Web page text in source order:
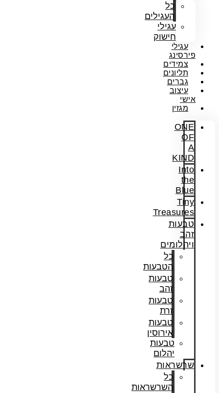
כל
העגילים
עגילי
חישוק
עגילי
פירסינג
צמידים
תליונים
גברים
עיצוב
אישי
מגזין
ONE
OF
A
KIND
Into
the
Blue
Tiny
Treasures
טבעות
זהב
ויהלומים
כל
הטבעות
טבעות
זהב
טבעות
זרת
טבעות
אירוסין
טבעות
יהלום
שרשראות
כל
השרשראות